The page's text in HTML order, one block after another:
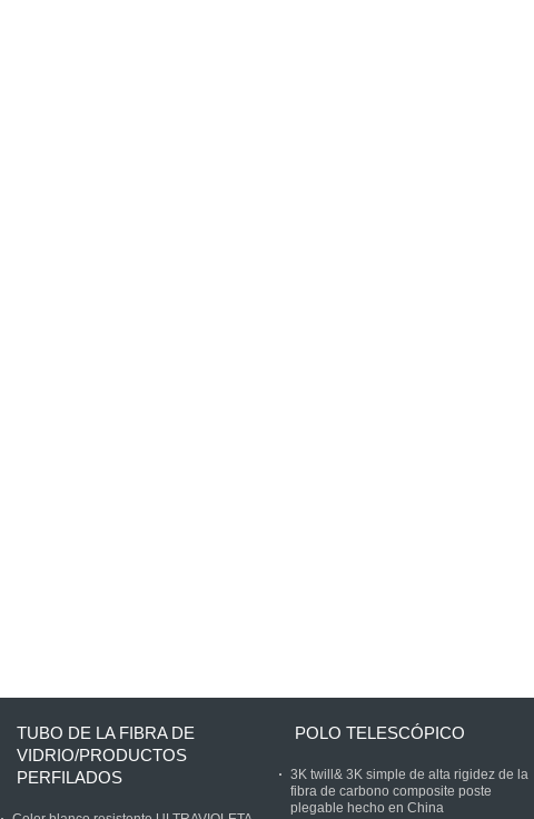
TUBO DE LA FIBRA DE
VIDRIO/PRODUCTOS
PERFILADOS
POLO TELESCÓPICO
3K twill& 3K simple de alta rigidez de la
fibra de carbono composite poste
plegable hecho en China